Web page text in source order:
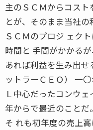
主のＳＣＭからコス
とが、そのまま当社の
ＳＣＭのプロジ ェク
時間と 手間がかかる
あれば利益を生み出
ットラーＣＥＯ） 一
Ｌ中心だったコンウ
年からで最近のことだ。
そ れも初年度の売上